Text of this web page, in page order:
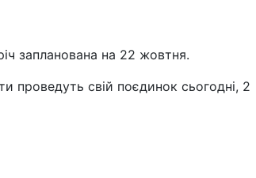
запланована на 22 жовтня.
проведуть свій поєдинок сьогодні, 2